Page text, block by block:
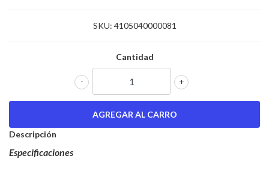
SKU: 4105040000081
Cantidad
+
-
Descripción
Especificaciones